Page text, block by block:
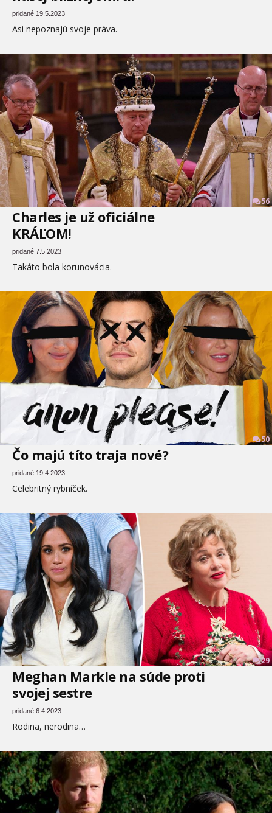
pridané 19.5.2023
Asi nepoznajú svoje práva.
56
Charles je už oficiálne
KRÁĽOM!
pridané 7.5.2023
Takáto bola korunovácia.
50
Čo majú títo traja nové?
pridané 19.4.2023
Celebritný rybníček.
29
Meghan Markle na súde proti
svojej sestre
pridané 6.4.2023
Rodina, nerodina…